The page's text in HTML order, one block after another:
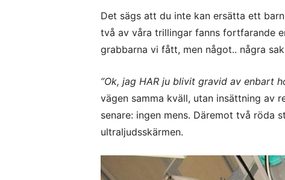
Det sägs att du inte kan ersätta ett
två av våra trillingar fanns fortfarande
grabbarna vi fått, men något.. några
”Ok, jag HAR ju blivit gravid av enbart
vägen samma kväll, utan insättning av
senare: ingen mens. Däremot två röda
ultraljudsskärmen.